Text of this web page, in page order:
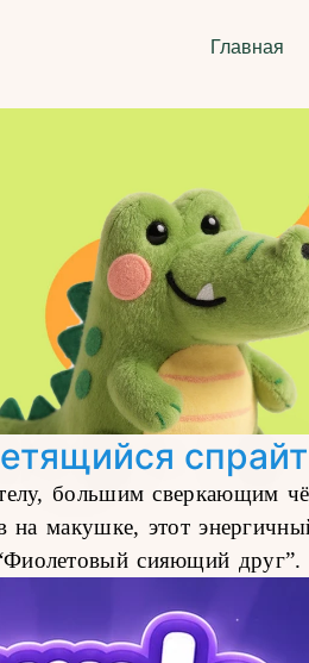
Главная
большим сверкающим
на макушке, этот
сияющий друг”.